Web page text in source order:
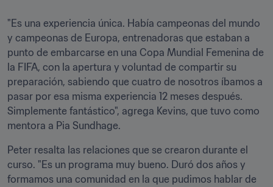
"Es una experiencia única. Había campeonas del mundo
y campeonas de Europa, entrenadoras que estaban a
punto de embarcarse en una Copa Mundial Femenina de
la FIFA, con la apertura y voluntad de compartir su
preparación, sabiendo que cuatro de nosotros íbamos a
pasar por esa misma experiencia 12 meses después.
Simplemente fantástico", agrega Kevins, que tuvo como
mentora a Pia Sundhage.
Peter resalta las relaciones que se crearon durante el
curso. "Es un programa muy bueno. Duró dos años y
formamos una comunidad en la que pudimos hablar de